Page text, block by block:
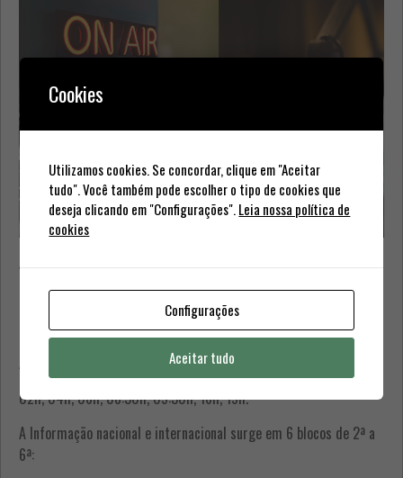
A Ultra FM, ao longo da sua emissão diária, transmite blocos
informativos de âmbito regional, nacional e internacional, com o
objectivo de manter os seus ouvintes a par da actualidade
informativa mais relevante.
A informação regional (“Regiões”), surge em 7 blocos diários:
02h, 04h, 06h, 08:30h, 09:30h, 16h, 19h.
A Informação nacional e internacional surge em 6 blocos de 2ª a
6ª:
Cookies
Utilizamos cookies. Se concordar, clique em "Aceitar
tudo". Você também pode escolher o tipo de cookies que
deseja clicando em "Configurações".Leia nossa política de
cookies
Configurações
Aceitar tudo